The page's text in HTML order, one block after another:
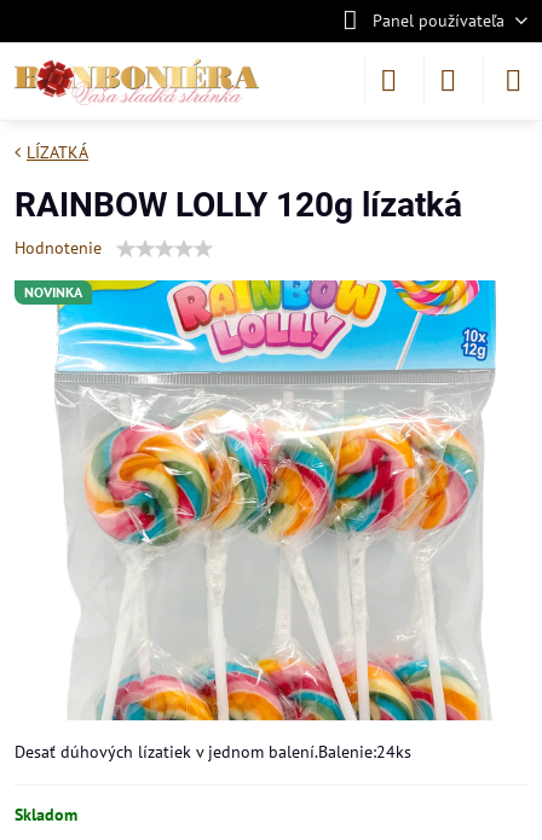
Panel používateľa
NOVINKA
LÍZATKÁ
RAINBOW LOLLY 120g lízatká
Hodnotenie
Desať dúhových lízatiek v jednom balení.Balenie:24ks
Skladom